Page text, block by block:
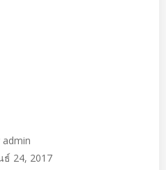
admin
ธ์ 24, 2017